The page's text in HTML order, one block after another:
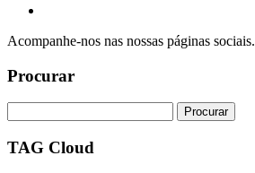
Acompanhe-nos nas nossas páginas sociais.
Procurar
TAG Cloud